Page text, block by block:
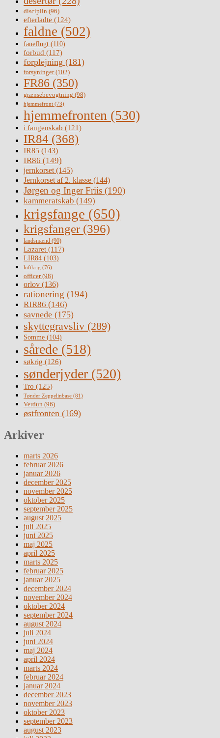
disciplin (96)
efterladte (124)
faldne (502)
faneflugt (110)
forbud (117)
forplejning (181)
forsyninger(102)
FR86 (350)
grænsebevogtning (98)
hjemmefront (73)
hjemmefronten (530)
i fangenskab (121)
IR84 (368)
IR85 (143)
IR86 (149)
jernkorset(145)
Jernkorset af 2. klasse (144)
Jørgen og Inger Friis (190)
kammeratskab (149)
krigsfange (650)
krigsfanger (396)
landsmænd (90)
Lazaret (117)
LIR84 (103)
luftkrig (76)
officer(98)
orlov (136)
rationering (194)
RIR86 (146)
savnede (175)
skyttegravsliv (289)
Somme (104)
sårede (518)
søkrig (126)
sønderjyder (520)
Tro (125)
Tønder Zeppelinbase (81)
Verdun (96)
østfronten (169)
Arkiver
marts 2026
februar 2026
januar 2026
december 2025
november 2025
oktober 2025
september 2025
august 2025
juli 2025
juni 2025
maj 2025
april 2025
marts 2025
februar 2025
januar 2025
december 2024
november 2024
oktober 2024
september 2024
august 2024
juli 2024
juni 2024
maj 2024
april 2024
marts 2024
februar 2024
januar 2024
december 2023
november 2023
oktober 2023
september 2023
august 2023